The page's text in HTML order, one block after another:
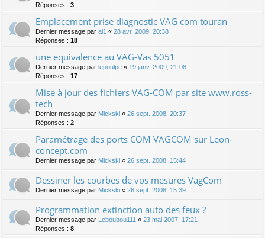
Réponses : 3
Emplacement prise diagnostic VAG com touran
Dernier message par al1 « 28 avr. 2009, 20:38
Réponses : 18
une equivalence au VAG-Vas 5051
Dernier message par lepoulpe « 19 janv. 2009, 21:08
Réponses : 17
Mise à jour des fichiers VAG-COM par site www.ross-
tech
Dernier message par Mickski « 26 sept. 2008, 20:37
Réponses : 2
Paramétrage des ports COM VAGCOM sur Leon-
concept.com
Dernier message par Mickski « 26 sept. 2008, 15:44
Dessiner les courbes de vos mesures VagCom
Dernier message par Mickski « 26 sept. 2008, 15:39
Programmation extinction auto des feux ?
Dernier message par Leboubou111 « 23 mai 2007, 17:21
Réponses : 8